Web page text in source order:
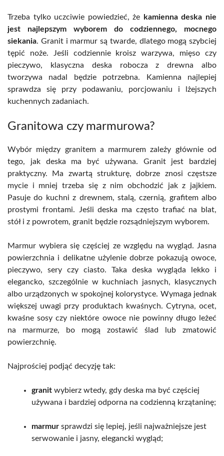
Trzeba tylko uczciwie powiedzieć, że
kamienna deska nie
jest najlepszym wyborem do codziennego, mocnego
siekania. Granit i marmur są twarde, dlatego mogą szybciej
tępić noże. Jeśli codziennie kroisz warzywa, mięso czy
pieczywo, klasyczna deska robocza z drewna albo
tworzywa nadal będzie potrzebna. Kamienna najlepiej
sprawdza się przy podawaniu, porcjowaniu i lżejszych
kuchennych zadaniach.
Granitowa czy marmurowa?
Wybór między granitem a marmurem zależy głównie od
tego, jak deska ma być używana. Granit jest bardziej
praktyczny. Ma zwartą strukturę, dobrze znosi częstsze
mycie i mniej trzeba się z nim obchodzić jak z jajkiem.
Pasuje do kuchni z drewnem, stalą, czernią, grafitem albo
prostymi frontami. Jeśli deska ma często trafiać na blat,
stół i z powrotem, granit będzie rozsądniejszym wyborem.
Marmur wybiera się częściej ze względu na wygląd. Jasna
powierzchnia i delikatne użylenie dobrze pokazują owoce,
pieczywo, sery czy ciasto. Taka deska wygląda lekko i
elegancko, szczególnie w kuchniach jasnych, klasycznych
albo urządzonych w spokojnej kolorystyce. Wymaga jednak
większej uwagi przy produktach kwaśnych. Cytryna, ocet,
kwaśne sosy czy niektóre owoce nie powinny długo leżeć
na marmurze, bo mogą zostawić ślad lub zmatowić
powierzchnię.
Najprościej podjąć decyzję tak:
granit wybierz wtedy, gdy deska ma być częściej
używana i bardziej odporna na codzienną krzątaninę;
marmur sprawdzi się lepiej, jeśli najważniejsze jest
serwowanie i jasny, elegancki wygląd;